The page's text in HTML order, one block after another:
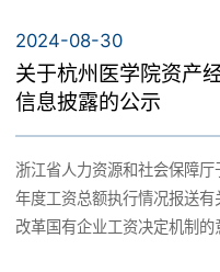
2024-08-30
关于杭州医学院资产
信息披露的公示
浙江省人力资源和社会保障
年度工资总额执行情况报送
改革国有企业工资决定机制